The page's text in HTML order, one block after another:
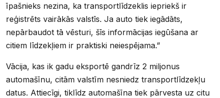
īpašnieks nezina, ka transportlīdzeklis iepriekš ir
reģistrēts vairākās valstīs. Ja auto tiek iegādāts,
nepārbaudot tā vēsturi, šīs informācijas iegūšana ar
citiem līdzekļiem ir praktiski neiespējama.”
Vācija, kas ik gadu eksportē gandrīz 2 miljonus
automašīnu, citām valstīm nesniedz transportlīdzekļu
datus. Attiecīgi, tiklīdz automašīna tiek pārvesta uz citu